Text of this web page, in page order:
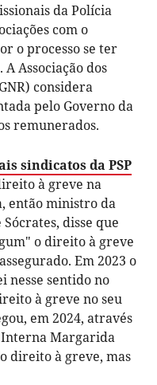
da Polícia
com o
o processo se ter
Associação dos
considera
pelo Governo da
remunerados.
sindicatos da PSP
à greve na
então ministro da
disse que
o direito à greve
Em 2023 o
nesse sentido no
à greve no seu
em 2024, através
Margarida
direito à greve, mas